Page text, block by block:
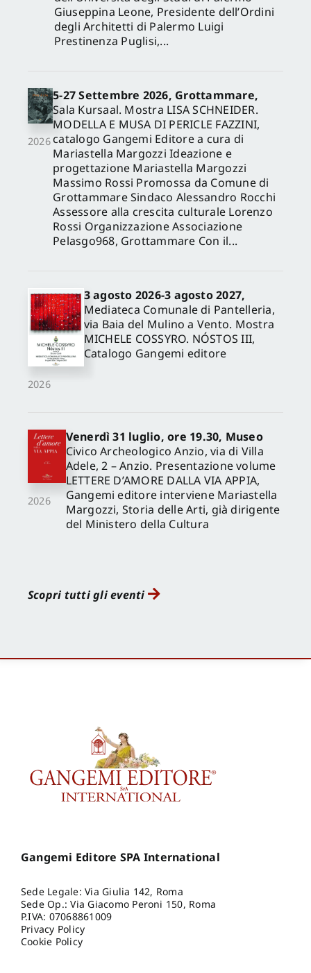
Giuseppina Leone, Presidente dell’Ordini
degli Architetti di Palermo Luigi
Prestinenza Puglisi,...
2026
5-27 Settembre 2026, Grottammare,
Sala Kursaal. Mostra LISA SCHNEIDER.
MODELLA E MUSA DI PERICLE FAZZINI,
catalogo Gangemi Editore a cura di
Mariastella Margozzi Ideazione e
progettazione Mariastella Margozzi
Massimo Rossi Promossa da Comune di
Grottammare Sindaco Alessandro Rocchi
Assessore alla crescita culturale Lorenzo
Rossi Organizzazione Associazione
Pelasgo968, Grottammare Con il...
2026
3 agosto 2026-3 agosto 2027,
Mediateca Comunale di Pantelleria,
via Baia del Mulino a Vento. Mostra
MICHELE COSSYRO. NÓSTOS III,
Catalogo Gangemi editore
2026
Venerdì 31 luglio, ore 19.30, Museo
Civico Archeologico Anzio, via di Villa
Adele, 2 – Anzio. Presentazione volume
LETTERE D’AMORE DALLA VIA APPIA,
Gangemi editore interviene Mariastella
Margozzi, Storia delle Arti, già dirigente
del Ministero della Cultura
Scopri tutti gli eventi
Gangemi Editore SPA International
Sede Legale: Via Giulia 142, Roma
Sede Op.: Via Giacomo Peroni 150, Roma
P.IVA: 07068861009
Privacy Policy
Cookie Policy